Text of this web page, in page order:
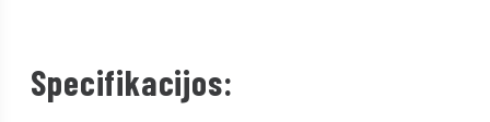
Specifikacijos: